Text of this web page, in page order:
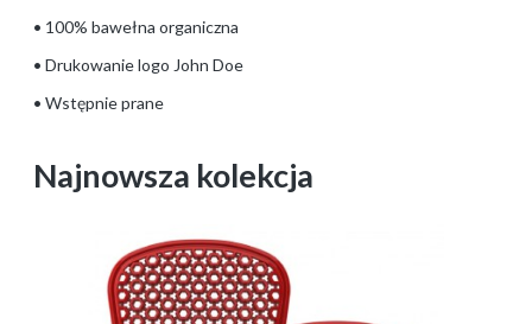
• 100% bawełna organiczna
• Drukowanie logo John Doe
• Wstępnie prane
Najnowsza kolekcja